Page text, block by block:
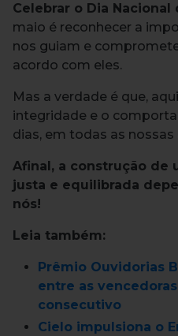
Celebrar o Dia Nacional
maio é reconhecer a
nos guiam e
acordo com eles.
Mas a verdade é que,
integridade e o
dias, em todas as nossas
Afinal, a construção de
justa e equilibrada
nós!
Leia também:
Prêmio Ouvidorias
entre as
consecutivo
Cielo impulsiona o